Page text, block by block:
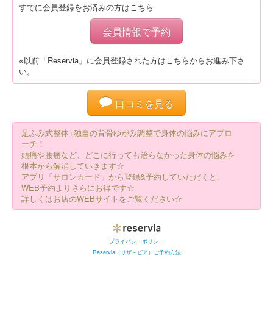
すでに会員登録をお済みの方はこちら
会員情報で予約
※以前「Reservia」に会員登録された方はこちらからお進み下さ
い。
口コミを見る
足ふみ式整体+独自の背骨ゆがみ調整で身体の悩みにアプロ
ーチ！
頭痛や腰痛など、どこに行っても治らなかった身体の悩みを
根本から解消していきます☆
アプリ「サロンカード」から登録&予約していただくと、
WEB予約よりさらにお得です☆
詳しくはお店のWEBサイトをご覧ください☆
プライバシーポリシー
Reservia（リザ－ビア）ご予約方法